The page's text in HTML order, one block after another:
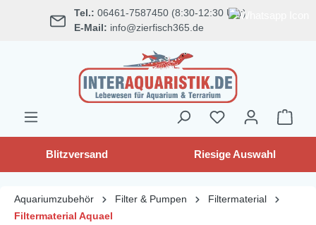
springen Tel.: 06461-7587450 (8:30-12:30 Uhr)
E-Mail: info@zierfisch365.de
Blitzversand Riesige Auswahl
Aquariumzubehör Filter & Pumpen
Filtermaterial
Filtermaterial Aquael